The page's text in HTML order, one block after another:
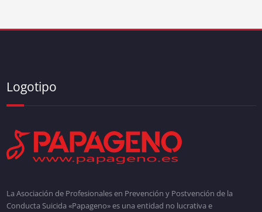
Logotipo
La Asociación de Profesionales en Prevención y Postvención de la
Conducta Suicida «Papageno» es una entidad no lucrativa e